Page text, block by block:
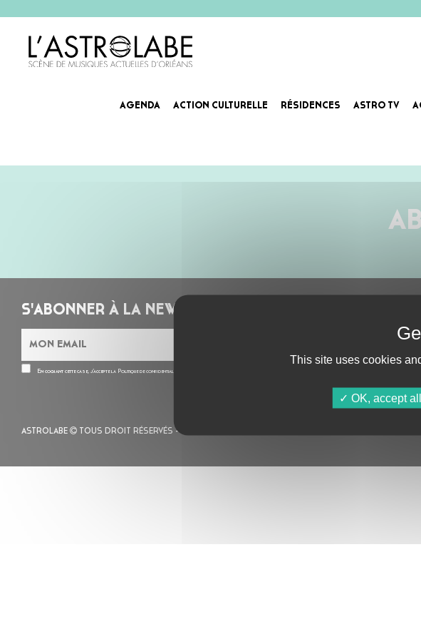
AGENDA ACTION CULTURELLE RÉSIDENCES ASTRO TV
S'ABONNER À LA NEWSLETTER
En cochant cette case, j’accepte la Politique de confidentialité
ASTROLABE TOUS DROIT RÉSERVÉS -
This site uses cookies
OK, accept all